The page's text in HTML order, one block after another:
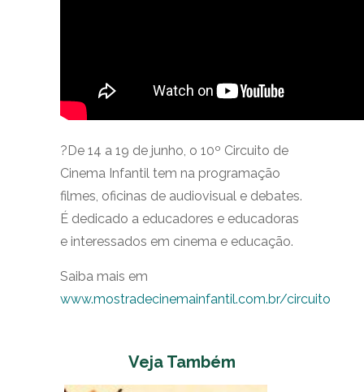
?De 14 a 19 de junho, o 10º Circuito de
Cinema Infantil tem na programação
filmes, oficinas de audiovisual e debates.
É dedicado a educadores e educadoras
e interessados em cinema e educação.
Saiba mais em
www.mostradecinemainfantil.com.br/circuito
Veja Também